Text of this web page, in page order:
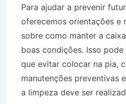
Para ajudar a prevenir
oferecemos orientações e
sobre como manter a
boas condições. Isso
que evitar colocar na pia,
manutenções preventivas
a limpeza deve ser